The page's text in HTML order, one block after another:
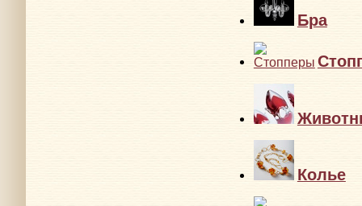
Бра
Колье